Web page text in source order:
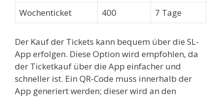
Wochenticket
400 7 Tage
Der Kauf der Tickets kann bequem über die SL-
App erfolgen. Diese Option wird empfohlen, da
der Ticketkauf über die App einfacher und
schneller ist. Ein QR-Code muss innerhalb der
App generiert werden; dieser wird an den